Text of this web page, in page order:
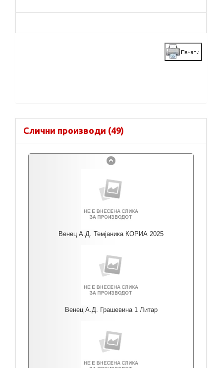
Слични производи (49)
Венец А.Д. Темјаника КОРИА 2025
Венец А.Д. Грашевина 1 Литар